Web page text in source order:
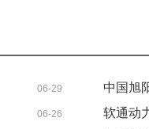
06-29
中国旭
源获国
06-26
软通动